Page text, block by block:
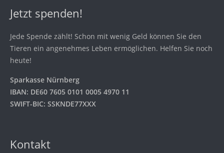
Jetzt spenden!
Jede Spende zählt! Schon mit wenig Geld können Sie den
Tieren ein angenehmes Leben ermöglichen. Helfen Sie noch
heute!
Sparkasse Nürnberg
IBAN: DE60 7605 0101 0005 4970 11
SWIFT-BIC: SSKNDE77XXX
Kontakt